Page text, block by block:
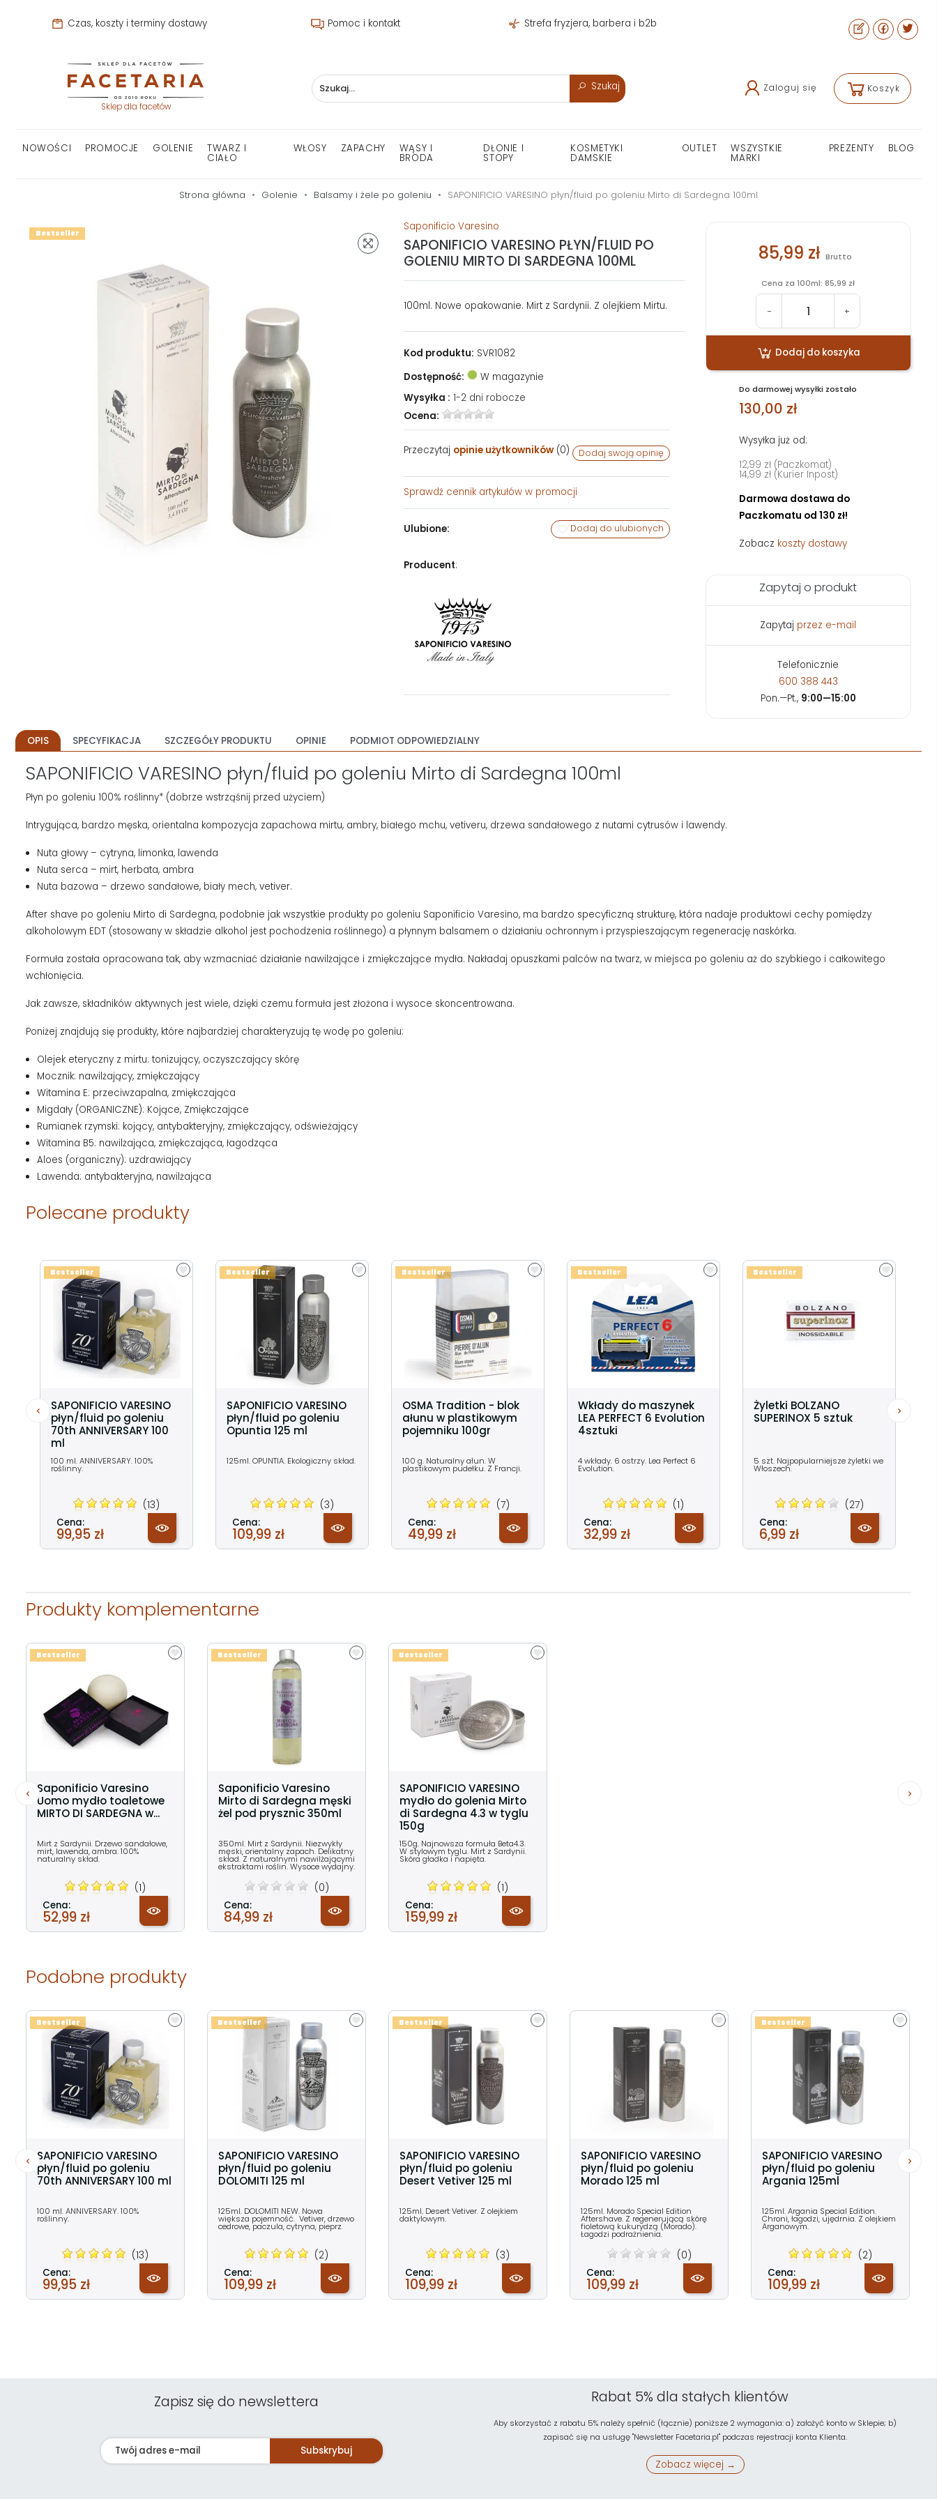
Czas, koszty i terminy dostawy Pomoc i kontakt Strefa fryzjera, barbera i b2b
Sklep dla facetów
Szukaj Zaloguj się Koszyk
NOWOŚCI PROMOCJE GOLENIE TWARZ I
CIAŁO
WŁOSY ZAPACHY WĄSY I
BRODA
DŁONIE I
STOPY
KOSMETYKI
DAMSKIE
OUTLET WSZYSTKIE
MARKI
PREZENTY BLOG
Strona główna Golenie Balsamy i żele po goleniu SAPONIFICIO VARESINO płyn/fluid po goleniu Mirto di Sardegna 100ml
Bestseller
Saponificio Varesino
SAPONIFICIO VARESINO PŁYN/FLUID PO
GOLENIU MIRTO DI SARDEGNA 100ML
100ml. Nowe opakowanie. Mirt z Sardynii. Z olejkiem Mirtu.
Kod produktu: SVR1082
Dostępność:
W magazynie
Wysyłka : 1-2 dni robocze
Ocena:
Przeczytaj opinie użytkowników(0) Dodaj swoją opinię
Sprawdź cennik artykułów w promocji
Ulubione: Dodaj do ulubionych
Producent:
85,99 zł Brutto
Cena za 100ml: 85,99 zł
- +
Dodaj do koszyka
Do darmowej wysyłki zostało
130,00 zł
Wysyłka już od:
12,99 zł (Paczkomat)
14,99 zł (Kurier Inpost)
Darmowa dostawa do
Paczkomatu od 130 zł!
Zobacz koszty dostawy
Zapytaj o produkt
Zapytaj przez e-mail
Telefonicznie
600 388 443
Pon.—Pt., 9:00—15:00
OPIS SPECYFIKACJA SZCZEGÓŁY PRODUKTU OPINIE PODMIOT ODPOWIEDZIALNY
SAPONIFICIO VARESINO płyn/fluid po goleniu Mirto di Sardegna 100ml
Płyn po goleniu 100% roślinny* (dobrze wstrząśnij przed użyciem)
Intrygująca, bardzo męska, orientalna kompozycja zapachowa mirtu, ambry, białego mchu, vetiveru, drzewa sandałowego z nutami cytrusów i lawendy.
Nuta głowy – cytryna, limonka, lawenda
Nuta serca – mirt, herbata, ambra
Nuta bazowa – drzewo sandałowe, biały mech, vetiver.
After shave po goleniu Mirto di Sardegna, podobnie jak wszystkie produkty po goleniu Saponificio Varesino, ma bardzo specyficzną strukturę, która nadaje produktowi cechy pomiędzy
alkoholowym EDT (stosowany w składzie alkohol jest pochodzenia roślinnego) a płynnym balsamem o działaniu ochronnym i przyspieszającym regenerację naskórka.
Formuła została opracowana tak, aby wzmacniać działanie nawilżające i zmiękczające mydła. Nakładaj opuszkami palców na twarz, w miejsca po goleniu aż do szybkiego i całkowitego
wchłonięcia.
Jak zawsze, składników aktywnych jest wiele, dzięki czemu formuła jest złożona i wysoce skoncentrowana.
Poniżej znajdują się produkty, które najbardziej charakteryzują tę wodę po goleniu:
Olejek eteryczny z mirtu: tonizujący, oczyszczający skórę
Mocznik: nawilżający, zmiękczający
Witamina E: przeciwzapalna, zmiękczająca
Migdały (ORGANICZNE): Kojące, Zmiękczające
Rumianek rzymski: kojący, antybakteryjny, zmiękczający, odświeżający
Witamina B5: nawilżająca, zmiękczająca, łagodząca
Aloes (organiczny): uzdrawiający
Lawenda: antybakteryjna, nawilżająca
Polecane produkty
SAPONIFICIO VARESINO
płyn/fluid po goleniu
70th ANNIVERSARY 100
ml
100 ml. ANNIVERSARY. 100%
roślinny.
(13)
Cena:
99,95 zł
Bestseller
SAPONIFICIO VARESINO
płyn/fluid po goleniu
Opuntia 125 ml
125ml. OPUNTIA. Ekologiczny skład.
(3)
Cena:
109,99 zł
Bestseller
OSMA Tradition - blok
ałunu w plastikowym
pojemniku 100gr
100 g. Naturalny ałun. W
plastikowym pudełku. Z Francji.
(7)
Cena:
49,99 zł
Bestseller
Wkłady do maszynek
LEA PERFECT 6 Evolution
4sztuki
4 wkłady. 6 ostrzy. Lea Perfect 6
Evolution.
(1)
Cena:
32,99 zł
Bestseller
Żyletki BOLZANO
SUPERINOX 5 sztuk
5 szt. Najpopularniejsze żyletki we
Włoszech.
(27)
Cena:
6,99 zł
Bestseller
Produkty komplementarne
Saponificio Varesino
Uomo mydło toaletowe
MIRTO DI SARDEGNA w...
Mirt z Sardynii. Drzewo sandałowe,
mirt, lawenda, ambra. 100%
naturalny skład.
(1)
Cena:
52,99 zł
Bestseller
Saponificio Varesino
Mirto di Sardegna męski
żel pod prysznic 350ml
350ml. Mirt z Sardynii. Niezwykły
męski, orientalny zapach. Delikatny
skład. Z naturalnymi nawilżającymi
ekstraktami roślin. Wysoce wydajny.
(0)
Cena:
84,99 zł
Bestseller
SAPONIFICIO VARESINO
mydło do golenia Mirto
di Sardegna 4.3 w tyglu
150g
150g. Najnowsza formuła Beta4.3.
W stylowym tyglu. Mirt z Sardynii.
Skóra gładka i napięta.
(1)
Cena:
159,99 zł
Bestseller
Podobne produkty
SAPONIFICIO VARESINO
płyn/fluid po goleniu
70th ANNIVERSARY 100 ml
100 ml. ANNIVERSARY. 100%
roślinny.
(13)
Cena:
99,95 zł
Bestseller
SAPONIFICIO VARESINO
płyn/fluid po goleniu
DOLOMITI 125 ml
125ml. DOLOMITI NEW. Nowa
większa pojemność. Vetiver, drzewo
cedrowe, paczula, cytryna, pieprz.
(2)
Cena:
109,99 zł
Bestseller
SAPONIFICIO VARESINO
płyn/fluid po goleniu
Desert Vetiver 125 ml
125ml. Desert Vetiver. Z olejkiem
daktylowym.
(3)
Cena:
109,99 zł
Bestseller
SAPONIFICIO VARESINO
płyn/fluid po goleniu
Morado 125 ml
125ml. Morado Special Edition
Aftershave. Z regenerującą skórę
fioletową kukurydzą (Morado).
Łagodzi podrażnienia.
(0)
Cena:
109,99 zł
SAPONIFICIO VARESINO
płyn/fluid po goleniu
Argania 125ml
125ml. Argania Special Edition.
Chroni, łagodzi, ujędrnia. Z olejkiem
Arganowym.
(2)
Cena:
109,99 zł
Bestseller
Zapisz się do newslettera
Subskrybuj
Rabat 5% dla stałych klientów
Aby skorzystać z rabatu 5% należy spełnić (łącznie) poniższe 2 wymagania: a) założyć konto w Sklepie; b)
zapisać się na usługę "Newsletter Facetaria.pl" podczas rejestracji konta Klienta.
Zobacz więcej →